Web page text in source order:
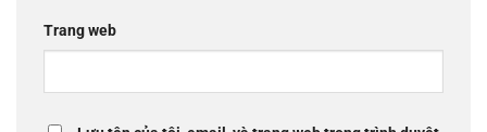
Trang web